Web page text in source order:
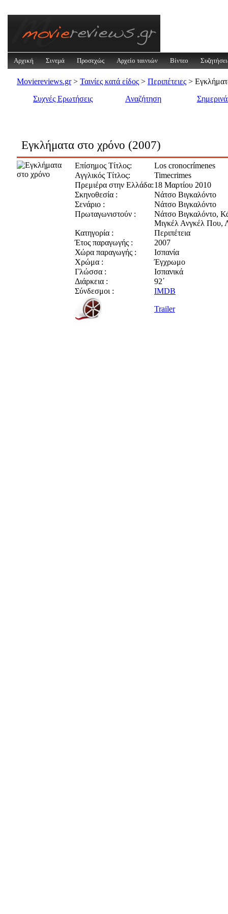
Αρχική Σινεμά Προσεχώς Αρχείο ταινιών Βίντεο
Moviereviews.gr > Ταινίες κατά είδος > Περιπέτειες >
Συχνές Ερωτήσεις
Αναζήτηση
Εγκλήματα στο χρόνο (2007)
Επίσημος Τίτλος:
Los cronocrímenes
Αγγλικός Τίτλος:
Timecrimes
Πρεμιέρα στην Ελλάδα:18 Μαρτίου 2010
Σκηνοθεσία :
Νάτσο Βιγκαλόντο
Σενάριο :
Νάτσο Βιγκαλόντο
Πρωταγωνιστούν :
Νάτσο Βιγκαλόντο,
Μιγκέλ Ανγκέλ Που,
Κατηγορία :
Περιπέτεια
Έτος παραγωγής :
2007
Χώρα παραγωγής :
Ισπανία
Χρώμα :
Έγχρωμο
Γλώσσα :
Ισπανικά
Διάρκεια :
92΄
Σύνδεσμοι :
IMDB
Trailer